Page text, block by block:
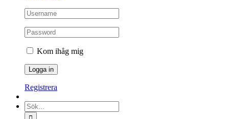
Kom ihåg mig
Registrera
Sök
efter: